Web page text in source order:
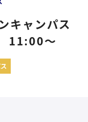
キャンパス
11:00〜